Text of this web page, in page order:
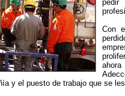
pedir
Con
y el puesto de trabajo que se